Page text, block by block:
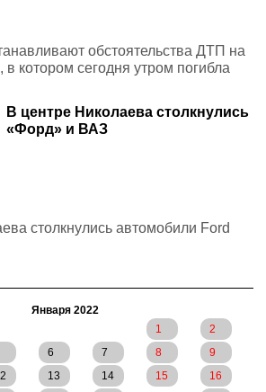
обстоятельства ДТП на
в котором сегодня утром погибла
В центре Николаева столкнулись
«Форд» и ВАЗ
столкнулись автомобили Ford
Января 2022
1
2
6 7 8
9
13 14 15
16